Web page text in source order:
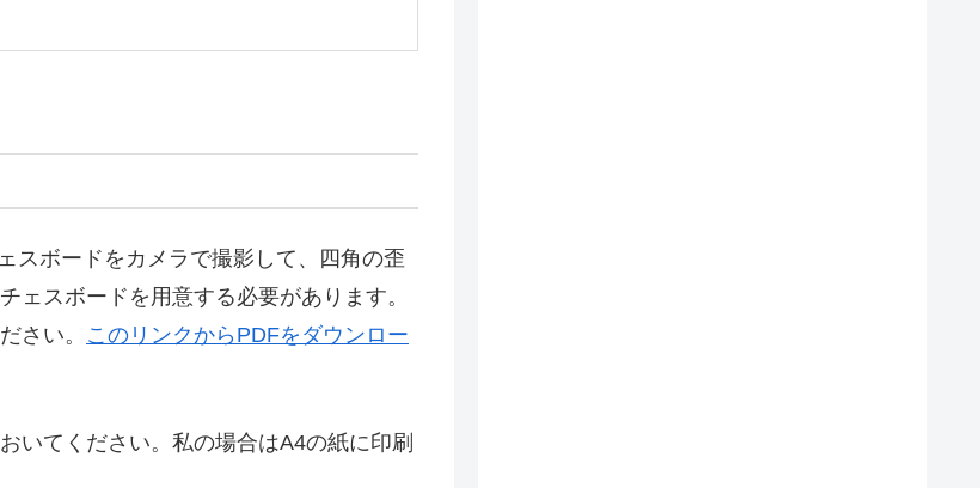
スボードをカメラで撮影して、四角の歪
ェスボードを用意する必要があります。
さい。 このリンクからPDFをダウンロー
いてください。私の場合はA4の紙に印刷